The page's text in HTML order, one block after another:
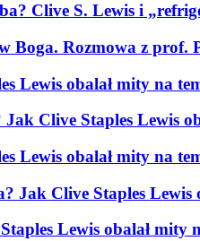
Clive S. Lewis i
Boga. Rozmowa z prof.
Lewis obalał mity na
Jak Clive Staples Lewis
Lewis obalał mity na
Jak Clive Staples
Lewis obalał mity